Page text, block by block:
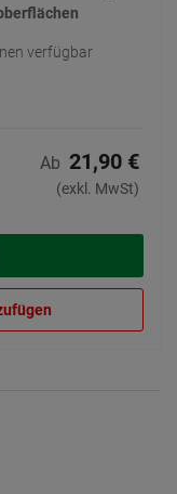
verfügbar
Ab 21,90 €
(exkl. MwSt)